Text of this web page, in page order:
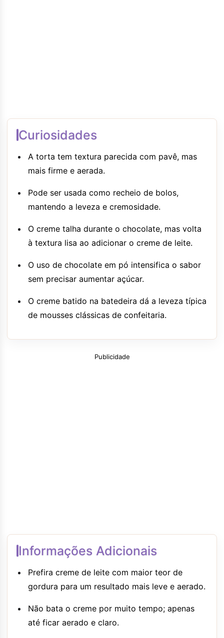
Curiosidades
A torta tem textura parecida com pavê, mas
mais firme e aerada.
Pode ser usada como recheio de bolos,
mantendo a leveza e cremosidade.
O creme talha durante o chocolate, mas volta
à textura lisa ao adicionar o creme de leite.
O uso de chocolate em pó intensifica o sabor
sem precisar aumentar açúcar.
O creme batido na batedeira dá a leveza típica
de mousses clássicas de confeitaria.
Publicidade
Informações Adicionais
Prefira creme de leite com maior teor de
gordura para um resultado mais leve e aerado.
Não bata o creme por muito tempo; apenas
até ficar aerado e claro.